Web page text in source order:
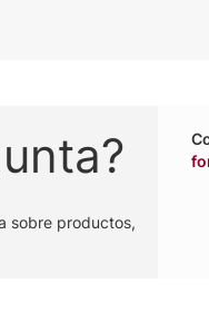
sobre productos,